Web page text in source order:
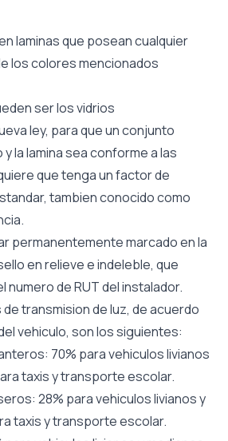
laminas que posean cualquier
los colores mencionados
ser los vidrios
ley, para que un conjunto
la lamina sea conforme a las
que tenga un factor de
tambien conocido como
permanentemente marcado en la
en relieve e indeleble, que
numero de RUT del instalador.
transmision de luz, de acuerdo
vehiculo, son los siguientes:
70% para vehiculos livianos
taxis y transporte escolar.
28% para vehiculos livianos y
taxis y transporte escolar.